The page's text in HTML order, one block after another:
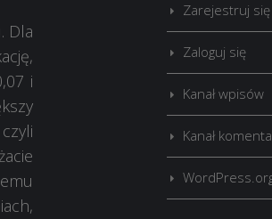
Dla
i
Zarejestruj się
Zaloguj się
Kanał wpisów
Kanał